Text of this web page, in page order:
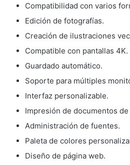
Compatibilidad con varios
Edición de fotografías.
Creación de ilustraciones
Compatible con pantallas 4K.
Guardado automático.
Soporte para múltiples
Interfaz personalizable.
Impresión de documentos de
Administración de fuentes.
Paleta de colores
Diseño de página web.